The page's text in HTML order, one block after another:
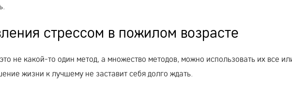
стрессом в пожилом возрасте
не какой-то один метод, а множество методов, можно использовать их все
жизни к лучшему не заставит себя долго ждать.